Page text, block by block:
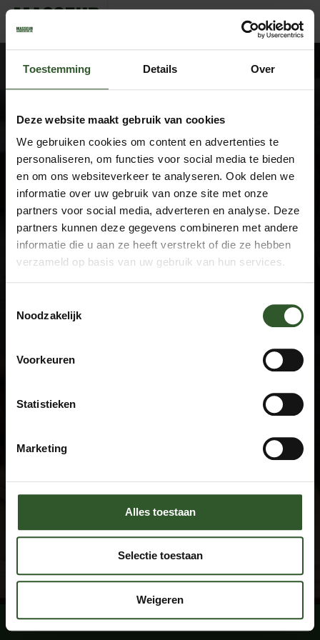
Toestemming Details Over
Deze website maakt gebruik van cookies
We gebruiken cookies om content en advertenties te
personaliseren, om functies voor social media te bieden
en om ons websiteverkeer te analyseren. Ook delen we
informatie over uw gebruik van onze site met onze
partners voor social media, adverteren en analyse. Deze
partners kunnen deze gegevens combineren met andere
informatie die u aan ze heeft verstrekt of die ze hebben
verzameld op basis van uw gebruik van hun services.
Noodzakelijk
Voorkeuren
Statistieken
Marketing
Alles toestaan
Selectie toestaan
Weigeren
Kempke
Google Rating
4.9
Based on 743 reviews
byTrust.Reviews
Masseurs
Sluit aan als masseur
Over ons
Algemene voorwaarden
Disclaimer
+31 615674769
info@masseuraandedeur.nl
Stay connected
Facebook
Boek een massage